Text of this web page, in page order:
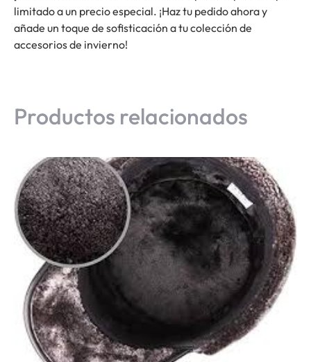
limitado a un precio especial. ¡Haz tu pedido ahora y
añade un toque de sofisticación a tu colección de
accesorios de invierno!
Productos relacionados